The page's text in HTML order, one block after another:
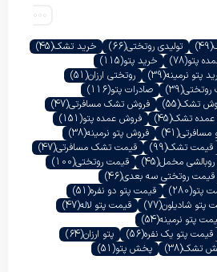
(49) تولیدی روتختی(66) خرید تشک(45)
پتو(78) خرید پتو(115)
پتو نرمینه(39) روتختی ارزان(51)
روتختی(39) صادرات پتو(116)
تشک(55) فروش تشک مسافرتی(47)
تشک(45) فروش عمده پتو(151)
مسافرتی(41) فروش پتو نرمینه(38)
قیمت تشک(99) قیمت تشک مسافرتی(47)
مخمل(45) قیمت روتختی(100)
قیمت روتختی سه بعدی(46)
پتو(280) قیمت پتو دو نفره(51)
پتو شادیلون(77) قیمت پتو لاله(47)
پتو نرمینه(54)
قیمت پتو یک نفره(56) پتو ارزان(64)
تشک(38) پخش پتو(51)